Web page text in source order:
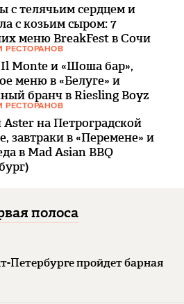
с телячьим сердцем и
с козьим сыром: 7
меню BreakFest в Сочи
РЕСТОРАНОВ
Monte и «Шоша бар»,
меню в «Белуге» и
бранч в Riesling Boyz
РЕСТОРАНОВ
Aster на Петроградской
завтраки в «Перемене» и
в Mad Asian BBQ
полоса
Петербурге пройдет барная